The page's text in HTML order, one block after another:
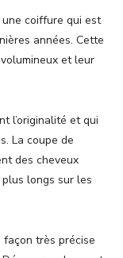
coiffure qui est
années. Cette
et leur
l’originalité et qui
La coupe de
des cheveux
longs sur les
très précise